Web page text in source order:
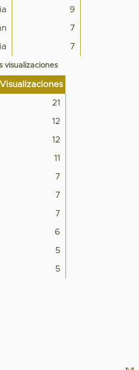
9
7
7
visualizaciones
Visualizaciones
21
12
12
11
7
7
7
6
5
5